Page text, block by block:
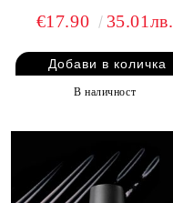
€17.90 35.01лв.
В наличност